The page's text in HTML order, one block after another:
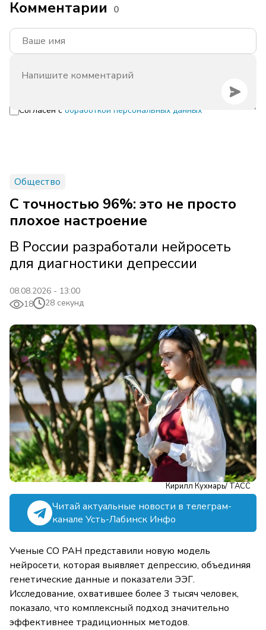
Комментарии 0
Согласен с обработкой персональных данных
Общество
С точностью 96%: это не просто
плохое настроение
В России разработали нейросеть
для диагностики депрессии
08.08.2026 - 13:00
18
28 секунд
Кирилл Кухмарь/ ТАСС
Читай актуальные новости в телеграм-
канале Усть-Лабинск Инфо
Ученые СО РАН представили новую модель
нейросети, которая выявляет депрессию, объединяя
генетические данные и показатели ЭЭГ.
Исследование, охватившее более 3 тысяч человек,
показало, что комплексный подход значительно
эффективнее традиционных методов.